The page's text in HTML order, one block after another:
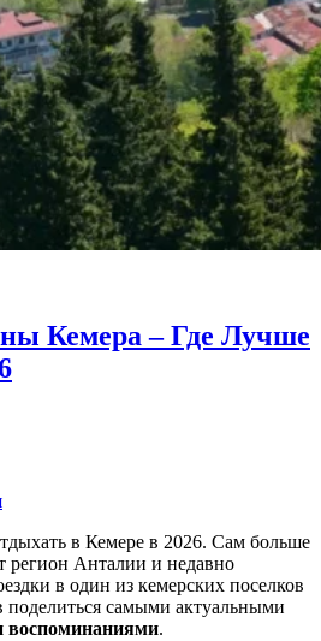
Кемера – Где Лучше
в Кемере в 2026. Сам больше
регион Анталии и недавно
в один из кемерских поселков
самыми актуальными
воспоминаниями.